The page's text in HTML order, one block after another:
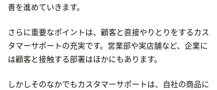
善を進めていきます。
さらに重要なポイントは、顧客と直接やりとりをするカス
タマーサポートの充実です。営業部や実店舗など、企業に
は顧客と接触する部署はほかにもあります。
しかしそのなかでもカスタマーサポートは、自社の商品に